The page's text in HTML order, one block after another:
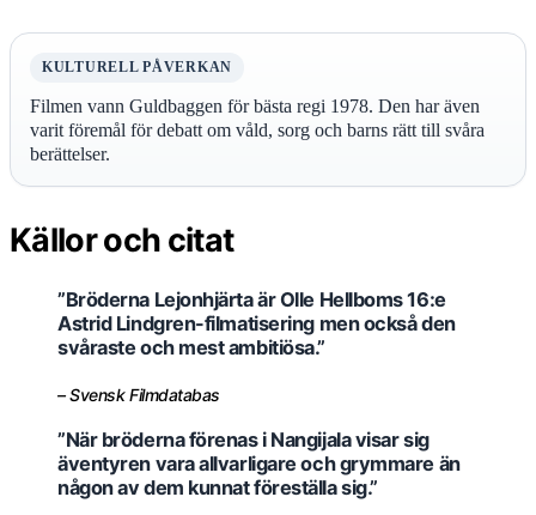
KULTURELL PÅVERKAN
Filmen vann Guldbaggen för bästa regi 1978. Den har även
varit föremål för debatt om våld, sorg och barns rätt till svåra
berättelser.
Källor och citat
”Bröderna Lejonhjärta är Olle Hellboms 16:e
Astrid Lindgren-filmatisering men också den
svåraste och mest ambitiösa.”
– Svensk Filmdatabas
”När bröderna förenas i Nangijala visar sig
äventyren vara allvarligare och grymmare än
någon av dem kunnat föreställa sig.”